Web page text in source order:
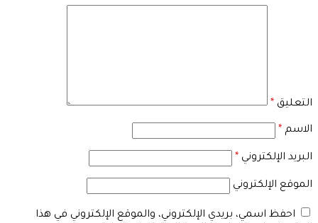
التعليق *
الاسم *
البريد الإلكتروني *
الموقع الإلكتروني
احفظ اسمي، بريدي الإلكتروني، والموقع الإلكتروني في هذا